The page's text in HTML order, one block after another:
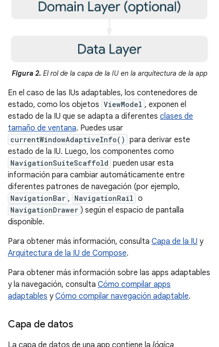
Figura 2. El rol de la capa de la IU en la arquitectura de la app
En el caso de las IUs adaptables, los contenedores de
estado, como los objetos ViewModel , exponen el
estado de la IU que se adapta a diferentes clases de
tamaño de ventana. Puedes usar
currentWindowAdaptiveInfo() para derivar este
estado de la IU. Luego, los componentes como
NavigationSuiteScaffold pueden usar esta
información para cambiar automáticamente entre
diferentes patrones de navegación (por ejemplo,
NavigationBar , NavigationRail o
NavigationDrawer ) según el espacio de pantalla
disponible.
Para obtener más información, consulta Capa de la IU y
Arquitectura de la IU de Compose.
Para obtener más información sobre las apps adaptables
y la navegación, consulta Cómo compilar apps
adaptables yCómo compilar navegación adaptable.
Capa de datos
La capa de datos de una app contiene la lógica